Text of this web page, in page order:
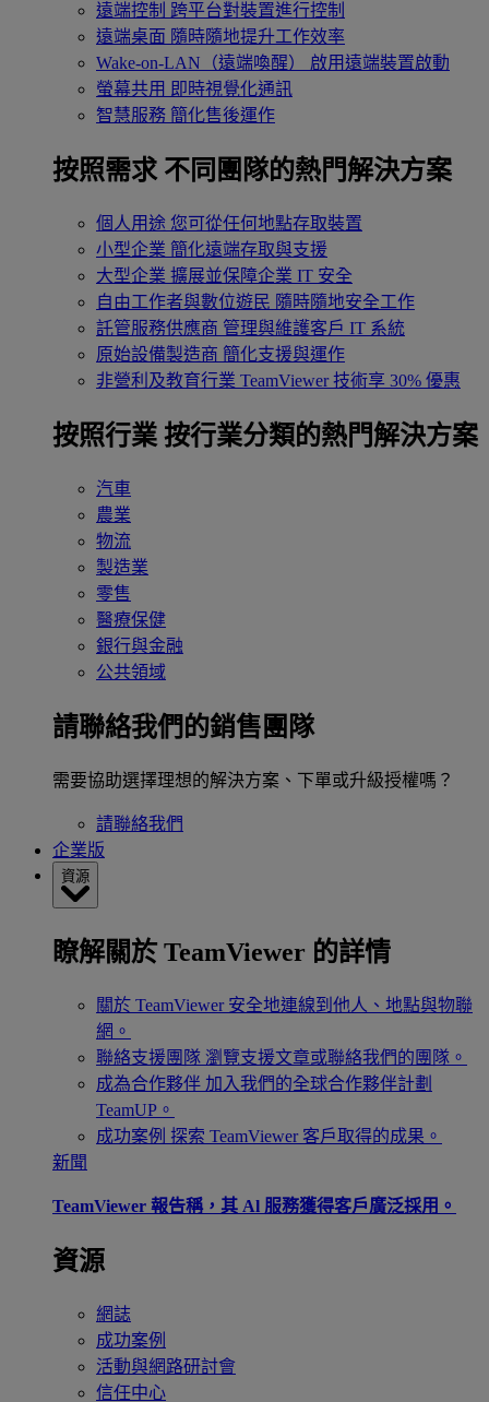
遠端控制 跨平台對裝置進行控制
遠端桌面 隨時隨地提升工作效率
Wake-on-LAN（遠端喚醒）
啟用遠端裝置啟動
螢幕共用 即時視覺化通訊
智慧服務 簡化售後運作
按照需求 不同團隊的熱門解決方案
個人用途 您可從任何地點存取裝置
小型企業 簡化遠端存取與支援
大型企業 擴展並保障企業 IT 安全
自由工作者與數位遊民 隨時隨地安全工作
託管服務供應商 管理與維護客戶 IT 系統
原始設備製造商 簡化支援與運作
非營利及教育行業 TeamViewer 技術享 30% 優惠
按照行業 按行業分類的熱門解決方案
汽車
農業
物流
製造業
零售
醫療保健
銀行與金融
公共領域
請聯絡我們的銷售團隊
需要協助選擇理想的解決方案、下單或升級授權嗎？
請聯絡我們
企業版
資源
瞭解關於 TeamViewer 的詳情
關於 TeamViewer 安全地連線到他人、地點與物聯
網。
聯絡支援團隊 瀏覽支援文章或聯絡我們的團隊。
成為合作夥伴 加入我們的全球合作夥伴計劃
TeamUP。
成功案例 探索 TeamViewer 客戶取得的成果。
新聞
TeamViewer 報告稱，其 Al 服務獲得客戶廣泛採用。
資源
網誌
成功案例
活動與網路研討會
信任中心